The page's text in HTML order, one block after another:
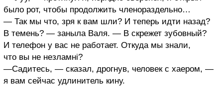
было рот, чтобы продолжить членораздельно…
— Так мы что, зря к вам шли? И теперь идти назад?
В темень? — заныла Валя. — В скрежет зубовный?
И телефон у вас не работает. Откуда мы знали,
что вы не незламні?
—Садитесь, — сказал, дрогнув, человек с хаером, —
я вам сейчас удлинитель кину.